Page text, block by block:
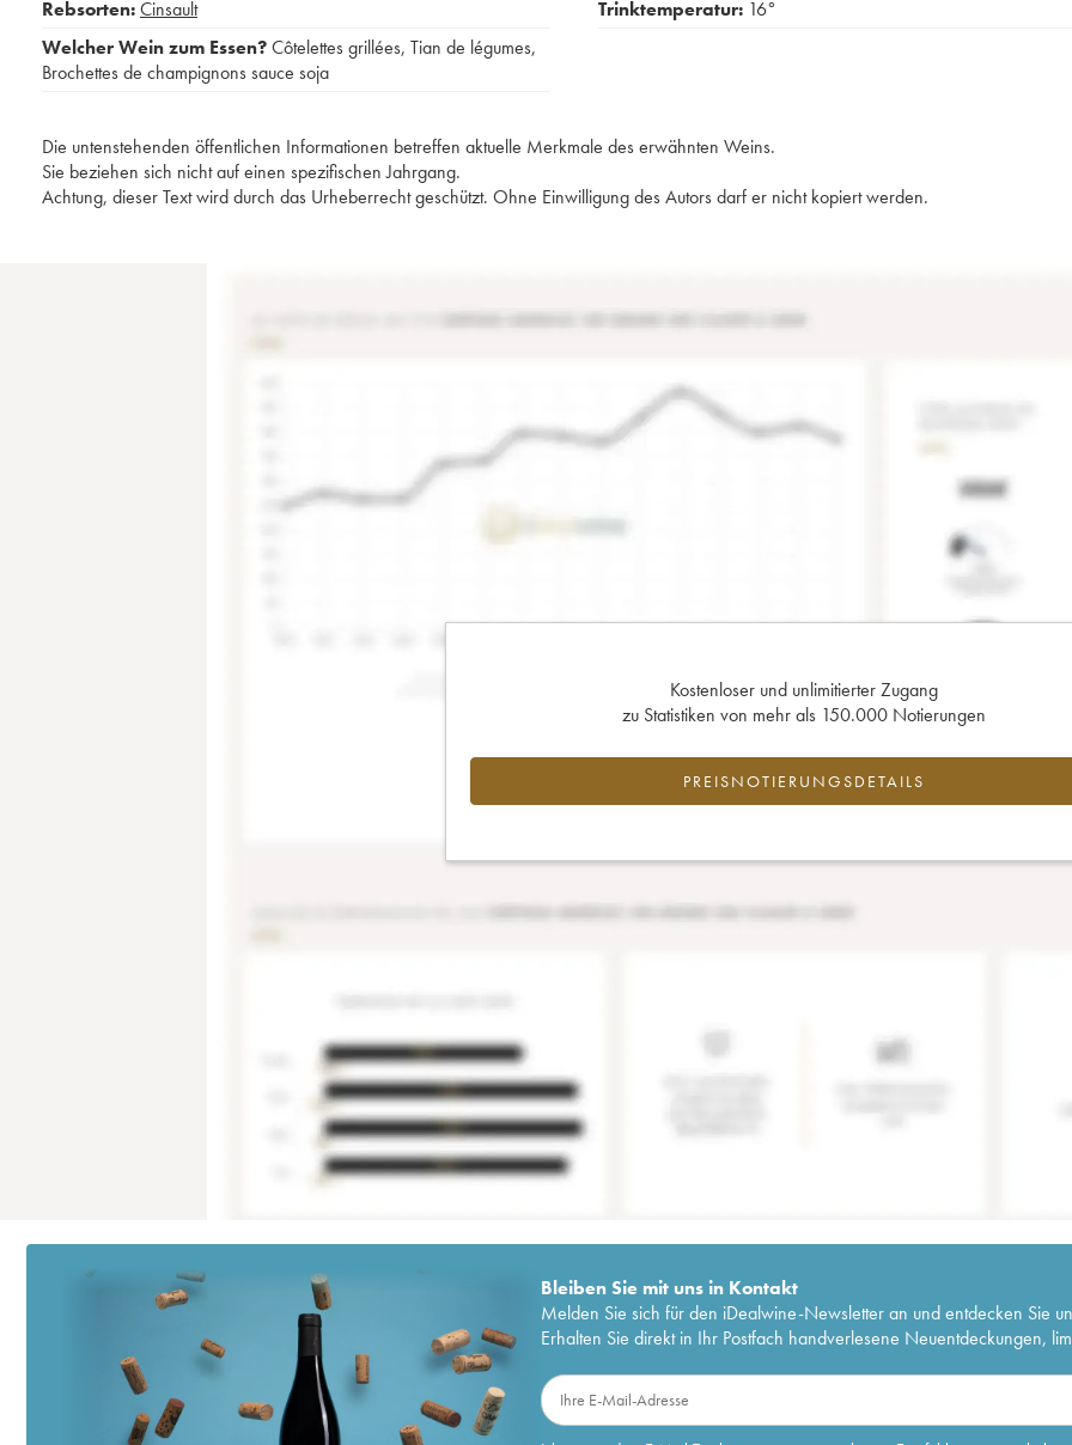
Rebsorten:Cinsault
Welcher Wein zum Essen?Côtelettes grillées, Tian de légumes,
Brochettes de champignons sauce soja
Trinktemperatur: 16°
Die untenstehenden öffentlichen Informationen betreffen aktuelle Merkmale des erwähnten Weins.
Sie beziehen sich nicht auf einen spezifischen Jahrgang.
Achtung, dieser Text wird durch das Urheberrecht geschützt. Ohne Einwilligung des Autors darf er nicht kopiert werden.
Kostenloser und unlimitierter Zugang
zu Statistiken von mehr als 150.000 Notierungen
PREISNOTIERUNGSDETAILS
Bleiben Sie mit uns in Kontakt
Melden Sie sich für den iDealwine-Newsletter an und entdecken Sie
Erhalten Sie direkt in Ihr Postfach handverlesene Neuentdeckungen,